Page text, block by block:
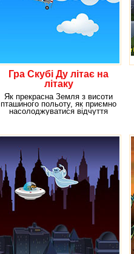
Гра Скубі Ду літає на
літаку
Як прекрасна Земля з висоти
пташиного польоту, як приємно
насолоджуватися відчуття